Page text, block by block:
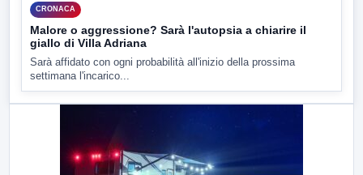
CRONACA
Malore o aggressione? Sarà l'autopsia a chiarire il
giallo di Villa Adriana
Sarà affidato con ogni probabilità all'inizio della prossima
settimana l'incarico...